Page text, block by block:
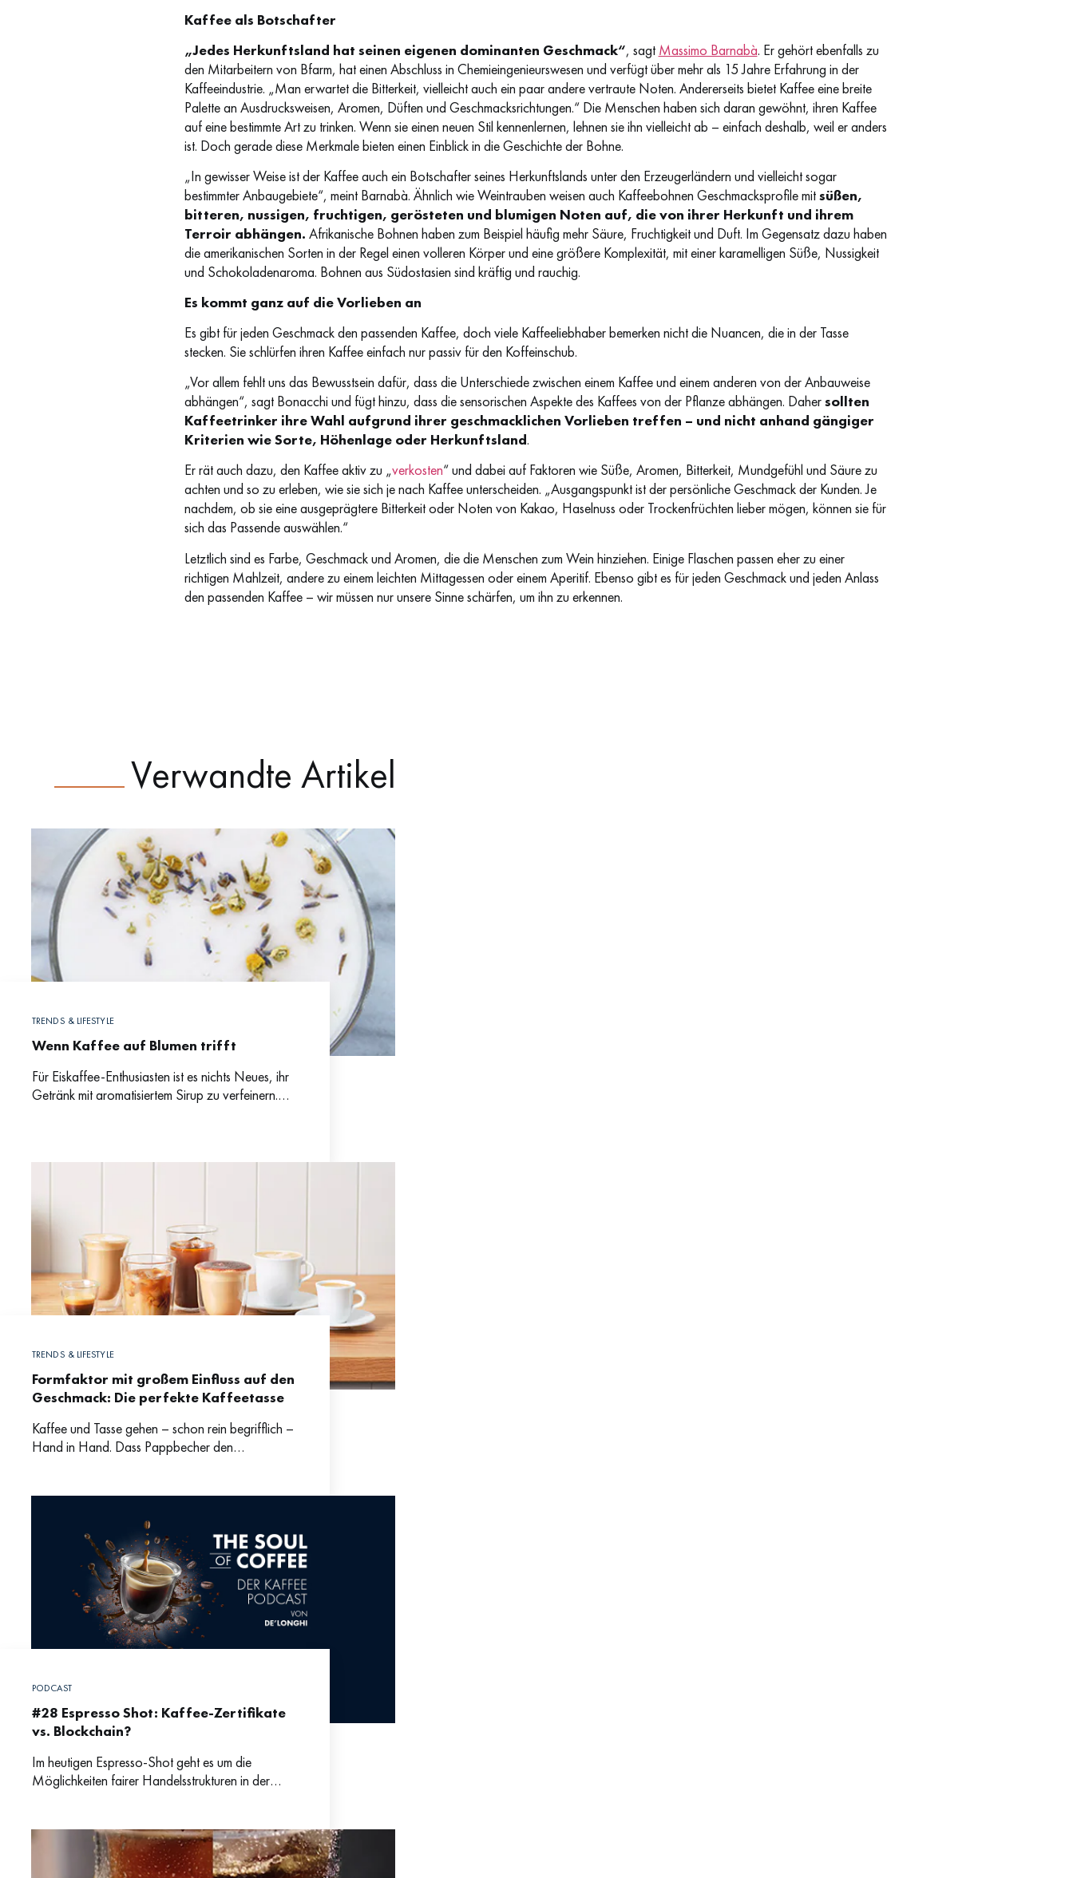
Kaffee als Botschafter
„Jedes Herkunftsland hat seinen eigenen dominanten Geschmack“, sagt Massimo Barnabà. Er gehört ebenfalls zu
den Mitarbeitern von Bfarm, hat einen Abschluss in Chemieingenieurswesen und verfügt über mehr als 15 Jahre Erfahrung in der
Kaffeeindustrie. „Man erwartet die Bitterkeit, vielleicht auch ein paar andere vertraute Noten. Andererseits bietet Kaffee eine breite
Palette an Ausdrucksweisen, Aromen, Düften und Geschmacksrichtungen.“ Die Menschen haben sich daran gewöhnt, ihren Kaffee
auf eine bestimmte Art zu trinken. Wenn sie einen neuen Stil kennenlernen, lehnen sie ihn vielleicht ab – einfach deshalb, weil er anders
ist. Doch gerade diese Merkmale bieten einen Einblick in die Geschichte der Bohne.
„In gewisser Weise ist der Kaffee auch ein Botschafter seines Herkunftslands unter den Erzeugerländern und vielleicht sogar
bestimmter Anbaugebiete“, meint Barnabà. Ähnlich wie Weintrauben weisen auch Kaffeebohnen Geschmacksprofile mitsüßen,
bitteren, nussigen, fruchtigen, gerösteten und blumigen Noten auf, die von ihrer Herkunft und ihrem
Terroir abhängen. Afrikanische Bohnen haben zum Beispiel häufig mehr Säure, Fruchtigkeit und Duft. Im Gegensatz dazu haben
die amerikanischen Sorten in der Regel einen volleren Körper und eine größere Komplexität, mit einer karamelligen Süße, Nussigkeit
und Schokoladenaroma. Bohnen aus Südostasien sind kräftig und rauchig.
Es kommt ganz auf die Vorlieben an
Es gibt für jeden Geschmack den passenden Kaffee, doch viele Kaffeeliebhaber bemerken nicht die Nuancen, die in der Tasse
stecken. Sie schlürfen ihren Kaffee einfach nur passiv für den Koffeinschub.
„Vor allem fehlt uns das Bewusstsein dafür, dass die Unterschiede zwischen einem Kaffee und einem anderen von der Anbauweise
abhängen“, sagt Bonacchi und fügt hinzu, dass die sensorischen Aspekte des Kaffees von der Pflanze abhängen. Dahersollten
Kaffeetrinker ihre Wahl aufgrund ihrer geschmacklichen Vorlieben treffen – und nicht anhand gängiger
Kriterien wie Sorte, Höhenlage oder Herkunftsland.
Er rät auch dazu, den Kaffee aktiv zu „verkosten“ und dabei auf Faktoren wie Süße, Aromen, Bitterkeit, Mundgefühl und Säure zu
achten und so zu erleben, wie sie sich je nach Kaffee unterscheiden. „Ausgangspunkt ist der persönliche Geschmack der Kunden. Je
nachdem, ob sie eine ausgeprägtere Bitterkeit oder Noten von Kakao, Haselnuss oder Trockenfrüchten lieber mögen, können sie für
sich das Passende auswählen.“
Letztlich sind es Farbe, Geschmack und Aromen, die die Menschen zum Wein hinziehen. Einige Flaschen passen eher zu einer
richtigen Mahlzeit, andere zu einem leichten Mittagessen oder einem Aperitif. Ebenso gibt es für jeden Geschmack und jeden Anlass
den passenden Kaffee – wir müssen nur unsere Sinne schärfen, um ihn zu erkennen.
Verwandte Artikel
TRENDS & LIFESTYLE
Wenn Kaffee auf Blumen trifft
Für Eiskaffee-Enthusiasten ist es nichts Neues, ihr
Getränk mit aromatisiertem Sirup zu verfeinern.
TRENDS & LIFESTYLE
Formfaktor mit großem Einfluss auf den
Geschmack: Die perfekte Kaffeetasse
Kaffee und Tasse gehen – schon rein begrifflich –
Hand in Hand. Dass Pappbecher den
PODCAST
#28 Espresso Shot: Kaffee-Zertifikate
vs. Blockchain?
Im heutigen Espresso-Shot geht es um die
Möglichkeiten fairer Handelsstrukturen in der
üblichen